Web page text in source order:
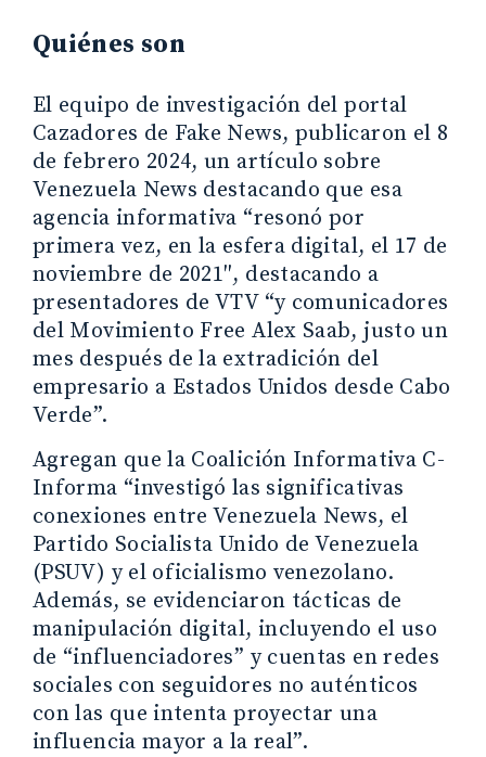
Quiénes son
El equipo de investigación del portal
Cazadores de Fake News, publicaron el 8
de febrero 2024, un artículo sobre
Venezuela News destacando que esa
agencia informativa “resonó por
primera vez, en la esfera digital, el 17 de
noviembre de 2021″, destacando a
presentadores de VTV “y comunicadores
del Movimiento Free Alex Saab, justo un
mes después de la extradición del
empresario a Estados Unidos desde Cabo
Verde”.
Agregan que la Coalición Informativa C-
Informa “investigó las significativas
conexiones entre Venezuela News, el
Partido Socialista Unido de Venezuela
(PSUV) y el oficialismo venezolano.
Además, se evidenciaron tácticas de
manipulación digital, incluyendo el uso
de “influenciadores” y cuentas en redes
sociales con seguidores no auténticos
con las que intenta proyectar una
influencia mayor a la real”.